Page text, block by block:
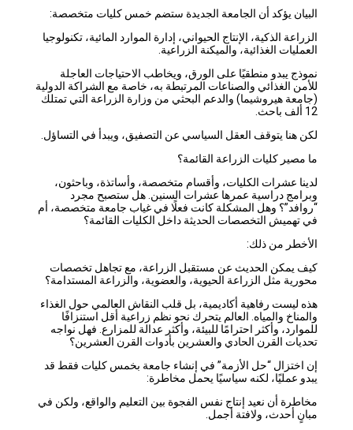
البيان يؤكد أن الجامعة الجديدة ستضم خمس كليات متخصصة:
الزراعة الذكية، الإنتاج الحيواني، إدارة الموارد المائية، تكنولوجيا
العمليات الغذائية، والميكنة الزراعية.
نموذج يبدو منطقيًا على الورق، ويخاطب الاحتياجات العاجلة
للأمن الغذائي والصناعات المرتبطة به، خاصة مع الشراكة الدولية
(جامعة هيروشيما) والدعم البحثي من وزارة الزراعة التي تمتلك
لكن هنا يتوقف العقل السياسي عن التصفيق، ويبدأ في التساؤل.
ما مصير كليات الزراعة القائمة؟
لدينا عشرات الكليات، وأقسام متخصصة، وأساتذة، وباحثون،
وبرامج دراسية عمرها عشرات السنين. هل ستصبح مجرد
“روافد”؟ وهل المشكلة كانت فعلًا في غياب جامعة متخصصة، أم
في تهميش التخصصات الحديثة داخل الكليات القائمة؟
الأخطر من ذلك:
كيف يمكن الحديث عن مستقبل الزراعة، مع تجاهل تخصصات
محورية مثل الزراعة الحيوية، والعضوية، والزراعة المستدامة؟
هذه ليست رفاهية أكاديمية، بل قلب النقاش العالمي حول الغذاء
والمناخ والمياه. العالم يتحرك نحو نظم زراعية أقل استنزافًا
للموارد، وأكثر احترامًا للبيئة، وأكثر عدالة للمزارع. فهل نواجه
تحديات القرن الحادي والعشرين بأدوات القرن العشرين؟
إن اختزال “حل الأزمة” في إنشاء جامعة بخمس كليات فقط قد
يبدو عمليًا، لكنه سياسيًا يحمل مخاطرة:
مخاطرة أن نعيد إنتاج نفس الفجوة بين التعليم والواقع، ولكن في
مبانٍ أحدث، ولافتة أجمل.